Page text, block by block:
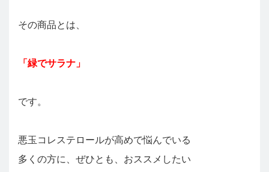
その商品とは、
「緑でサラナ」
です。
悪玉コレステロールが高めで悩んでいる
多くの方に、ぜひとも、おススメしたい